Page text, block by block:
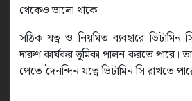
থেকেও ভালো থাকে।
সঠিক যত্ন ও নিয়মিত ব্যবহারে ভিটামিন
দারুণ কার্যকর ভূমিকা পালন করতে পারে।
পেতে দৈনন্দিন যত্নে ভিটামিন সি রাখতে